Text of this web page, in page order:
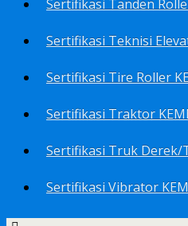
Sertifikasi Tanden
Sertifikasi Tire Roller
Sertifikasi Traktor
Sertifikasi Truk Derek/
Sertifikasi Vibrator